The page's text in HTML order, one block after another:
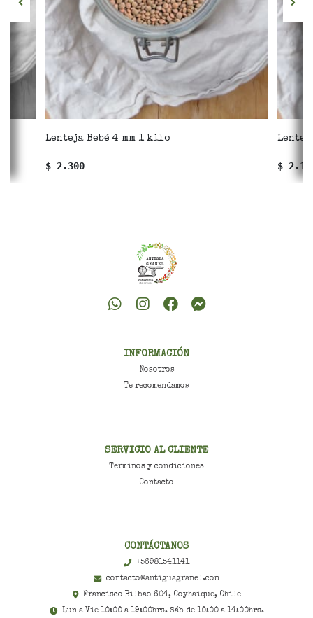
Lenteja Bebé 4 mm 1 kilo
$ 2.300 $
INFORMACIÓN
Nosotros
Te recomendamos
SERVICIO AL CLIENTE
Terminos y condiciones
Contacto
CONTÁCTANOS
+56981541141
contacto@antiguagranel.com
Francisco Bilbao 604, Coyhaique, Chile
Lun a Vie 10:00 a 19:00hrs. Sáb de 10:00 a 14:00hrs.